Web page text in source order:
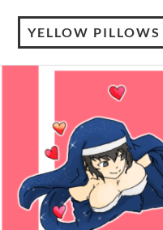
YELLOW PILLOWS